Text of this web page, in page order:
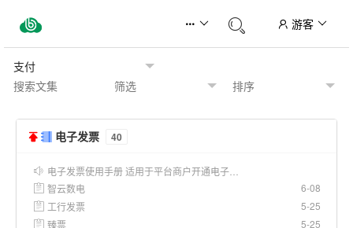
游客
电子发票 40
电子发票使用手册 适用于平台商户开通电子…
智云数电
6-08
工行发票
5-25
臻票
5-25